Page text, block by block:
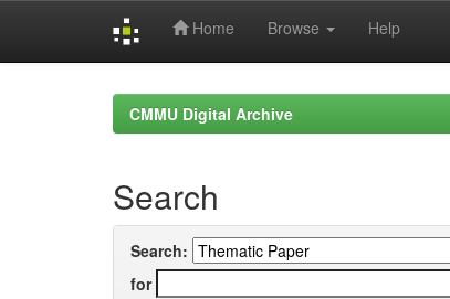
Home Browse Help
CMMU Digital Archive
Search
Search:
for